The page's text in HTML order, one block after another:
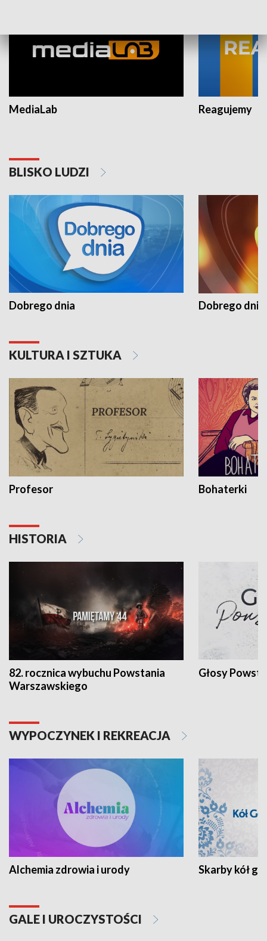
MediaLab Reagujemy
BLISKO LUDZI
Dobrego dnia Dobrego dnia
KULTURA I SZTUKA
Profesor Bohaterki
HISTORIA
82. rocznica wybuchu Powstania
Warszawskiego
Głosy
WYPOCZYNEK I REKREACJA
Alchemia zdrowia i urody Skarby kół
GALE I UROCZYSTOŚCI